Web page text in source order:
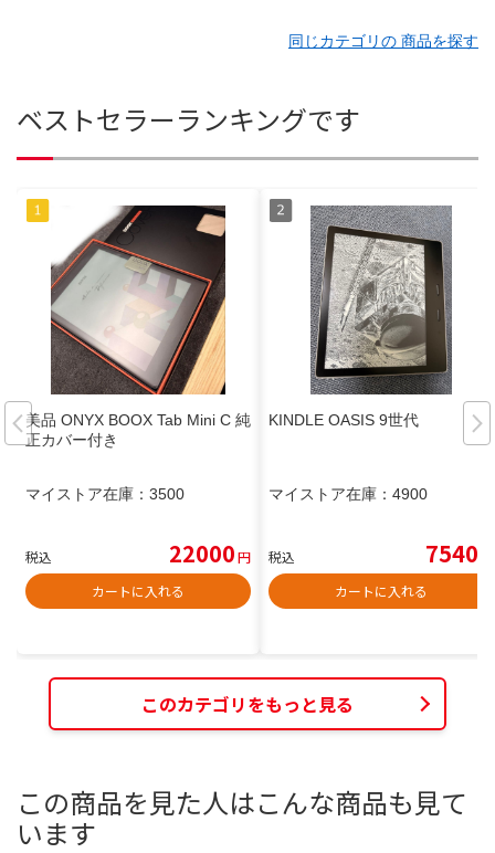
同じカテゴリの 商品を探す
ベストセラーランキングです
美品 ONYX BOOX Tab Mini C 純
正カバー付き
マイストア在庫： 3500
税込 22000円
カートに入れる
KINDLE OASIS 9世代
マイストア在庫： 4900
税込 7540
カートに入れる
このカテゴリをもっと見る
この商品を見た人はこんな商品も見て
います